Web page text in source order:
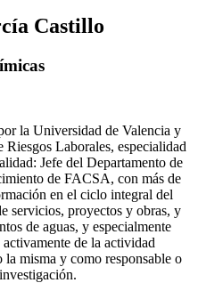
Castillo
la Universidad de Valencia y
Laborales, especialidad
Jefe del Departamento de
de FACSA, con más de
en el ciclo integral del
servicios, proyectos y obras, y
de aguas, y especialmente
de la actividad
misma y como responsable o